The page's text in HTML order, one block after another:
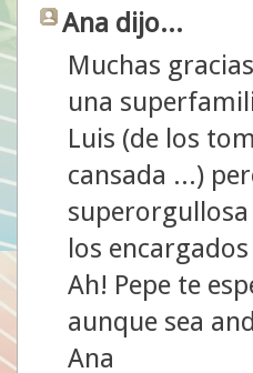
Ana dijo...
Muchas
una
Luis (de los
cansada ...)
los
Ah! Pepe te
aunque sea
Ana